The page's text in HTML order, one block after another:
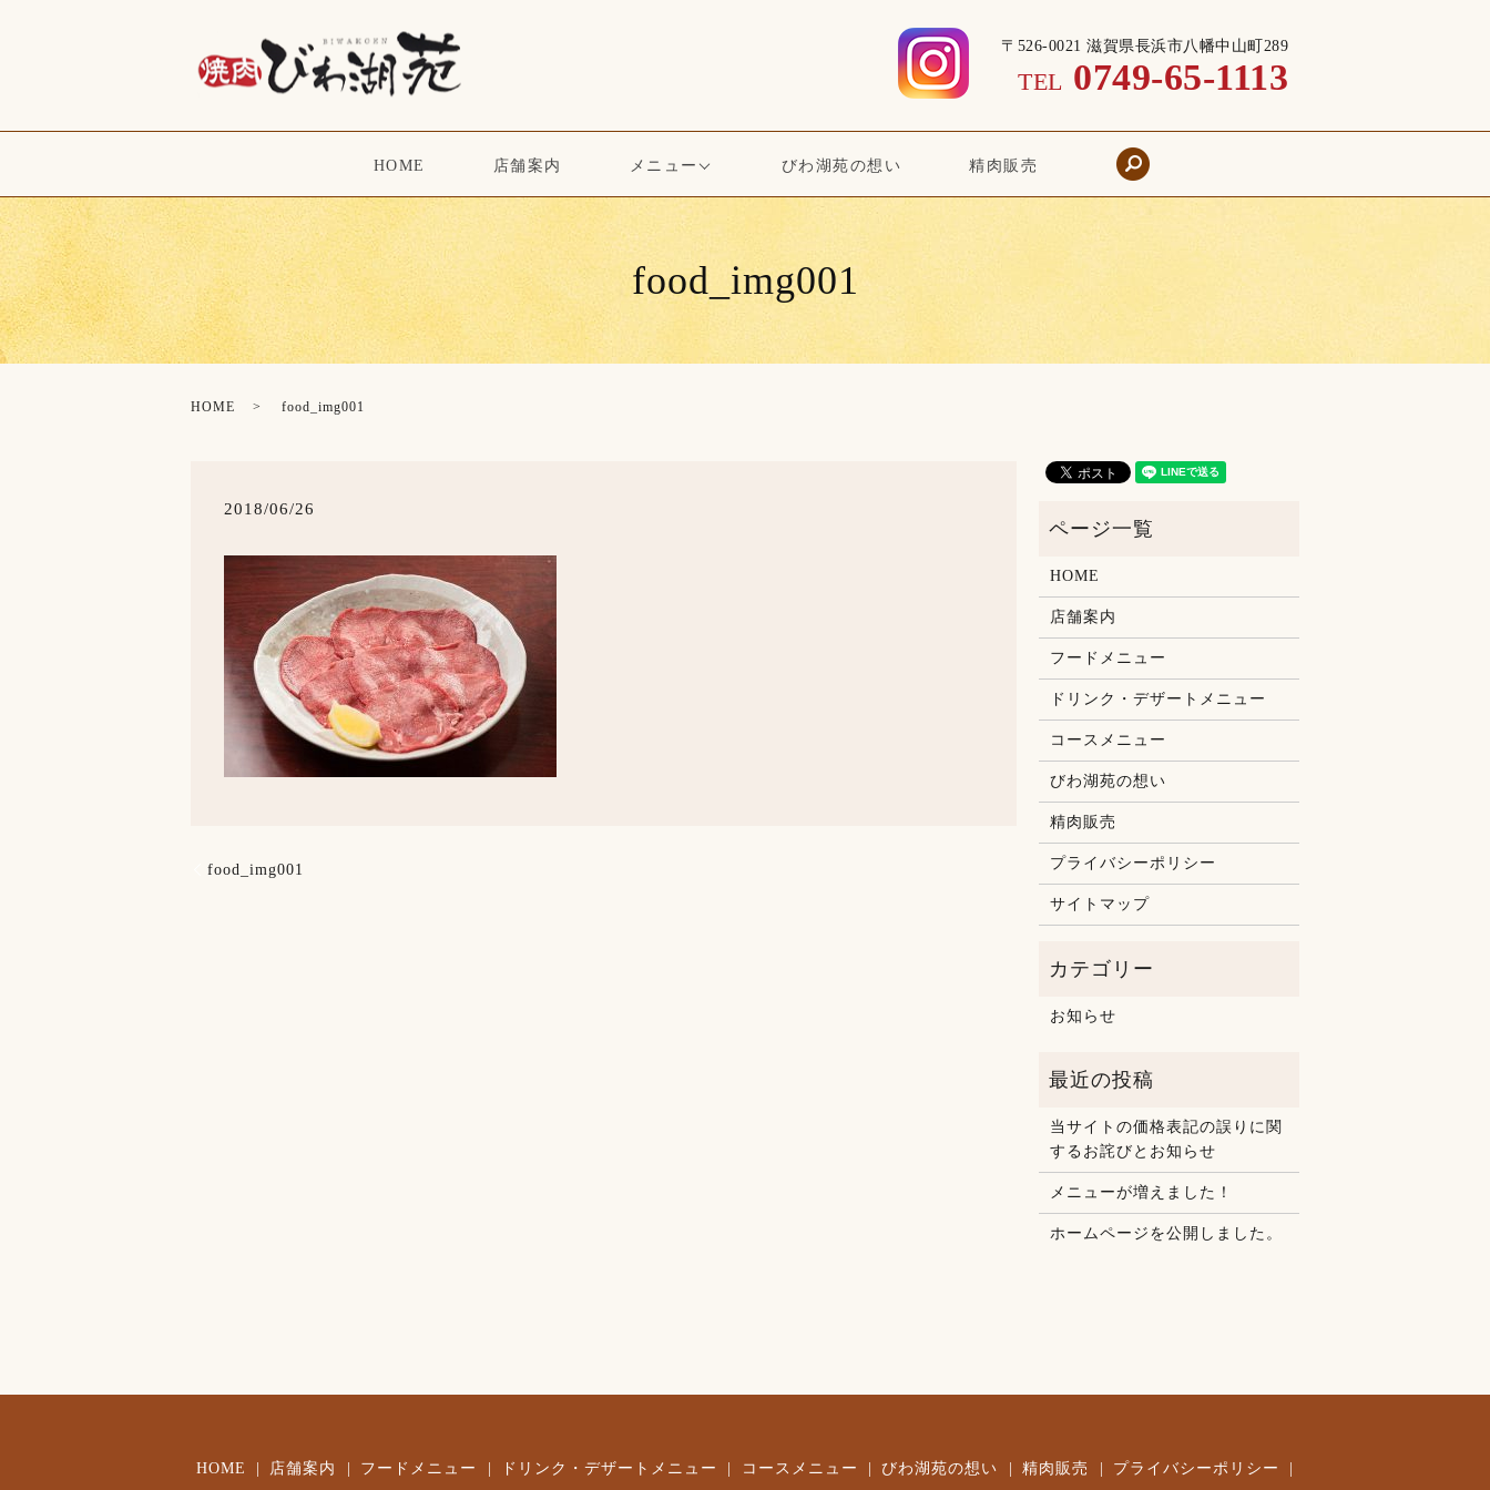
〒526-0021 滋賀県長浜市八幡中山町289
TEL 0749-65-1113
HOME 店舗案内 メニュー びわ湖苑の想い 精肉販売
food_img001
HOME food_img001
2018/06/26
food_img001
HOME
店舗案内
フードメニュー
ドリンク・デザートメニュー
コースメニュー
びわ湖苑の想い
精肉販売
プライバシーポリシー
サイトマップ
お知らせ
当サイトの価格表記の誤りに関
するお詫びとお知らせ
メニューが増えました！
ホームページを公開しました。
HOME 店舗案内 フードメニュー ドリンク・デザートメニュー コースメニュー びわ湖苑の想い 精肉販売 プライバシーポリシー